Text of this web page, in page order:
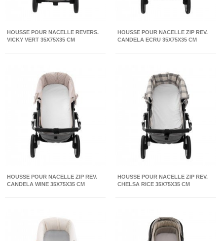
HOUSSE POUR NACELLE REVERS.
VICKY VERT 35X75X35 CM
HOUSSE POUR NACELLE ZIP REV.
CANDELA ECRU 35X75X35 CM
HOUSSE POUR NACELLE ZIP REV.
CANDELA WINE 35X75X35 CM
HOUSSE POUR NACELLE ZIP REV.
CHELSA RICE 35X75X35 CM